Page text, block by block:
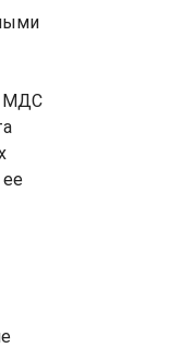
МДС